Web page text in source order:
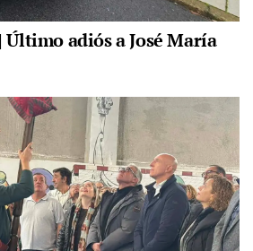
Último adiós a José María